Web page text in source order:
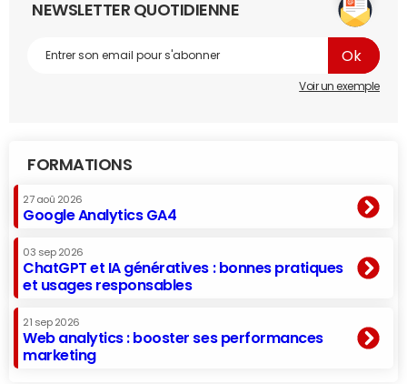
NEWSLETTER QUOTIDIENNE
Voir un exemple
FORMATIONS
27 aoû 2026
Google Analytics GA4
03 sep 2026
ChatGPT et IA génératives : bonnes pratiques
et usages responsables
21 sep 2026
Web analytics : booster ses performances
marketing